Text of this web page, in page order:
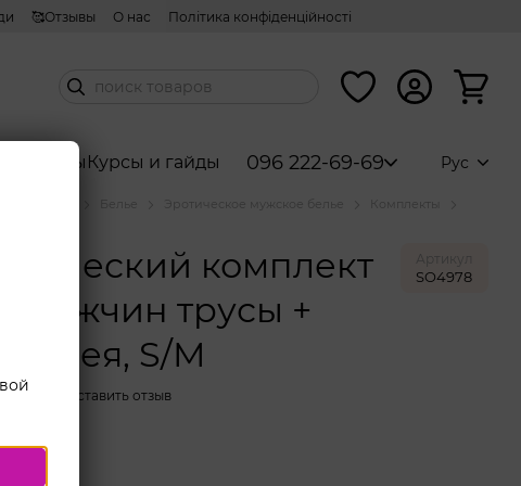
🥰Отзывы О нас
Політика конфіденційності
наборы Курсы и гайды 096 222-69-69 Рус
Эротическое мужское белье
Комплекты
комплект
мужчин трусы +
S/M
Артикул
SO4978
Оставить отзыв